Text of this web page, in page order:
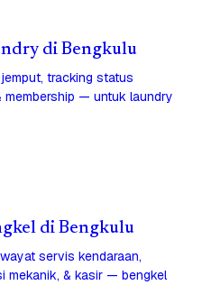
di Bengkulu
tracking status
membership — untuk laundry
di Bengkulu
servis kendaraan,
mekanik, & kasir — bengkel